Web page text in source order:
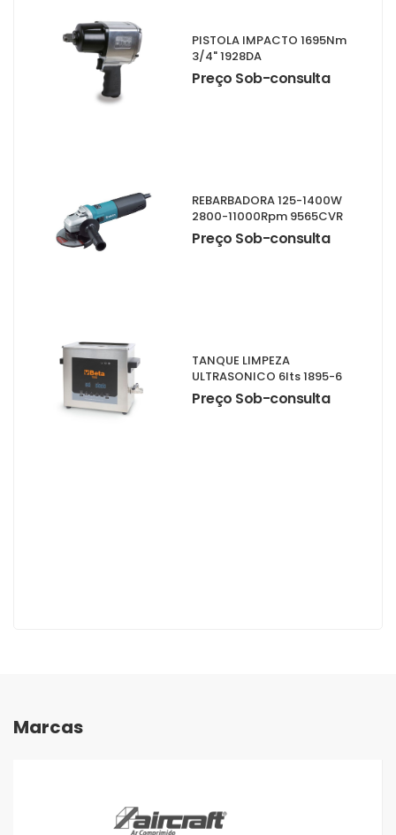
PISTOLA IMPACTO 1695Nm
3/4" 1928DA
Preço Sob-consulta
REBARBADORA 125-1400W
2800-11000Rpm 9565CVR
Preço Sob-consulta
TANQUE LIMPEZA
ULTRASONICO 6lts 1895-6
Preço Sob-consulta
Marcas